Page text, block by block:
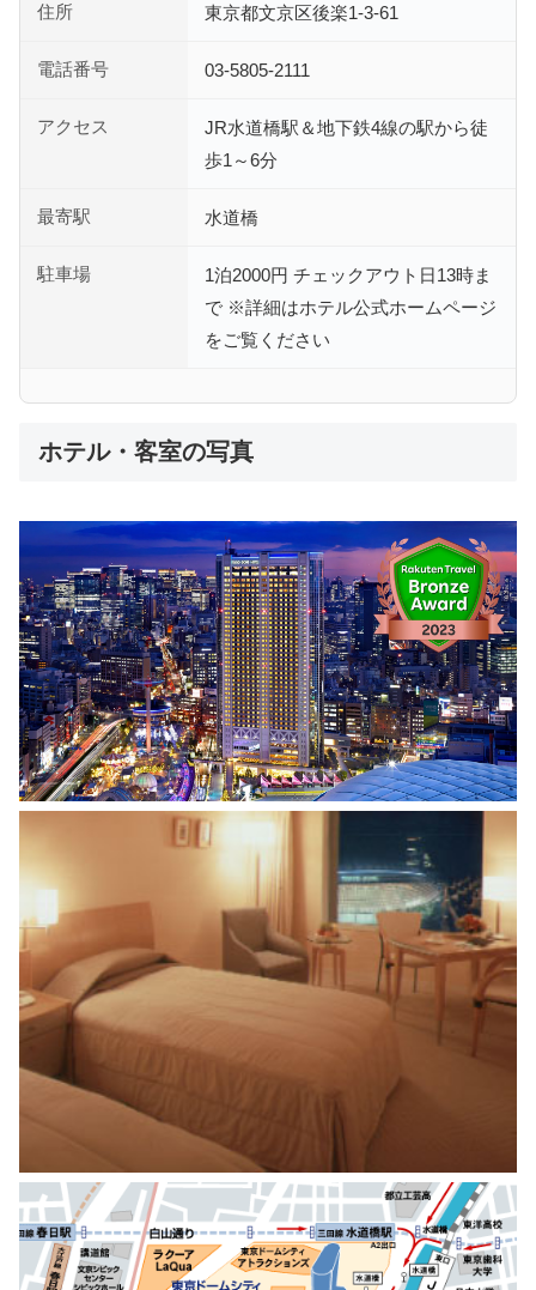
住所 東京都文京区後楽1-3-61
電話番号 03-5805-2111
アクセス
JR水道橋駅＆地下鉄4線の駅から徒
歩1～6分
最寄駅 水道橋
駐車場
1泊2000円 チェックアウト日13時ま
で ※詳細はホテル公式ホームページ
をご覧ください
ホテル・客室の写真